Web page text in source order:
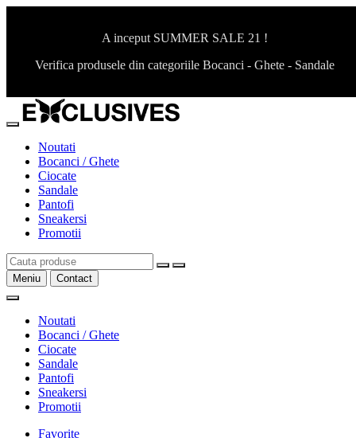
A inceput SUMMER SALE 21 !
Verifica produsele din categoriile Bocanci - Ghete - Sandale
Noutati
Bocanci / Ghete
Ciocate
Sandale
Pantofi
Sneakersi
Promotii
Meniu Contact
Noutati
Bocanci / Ghete
Ciocate
Sandale
Pantofi
Sneakersi
Promotii
Favorite